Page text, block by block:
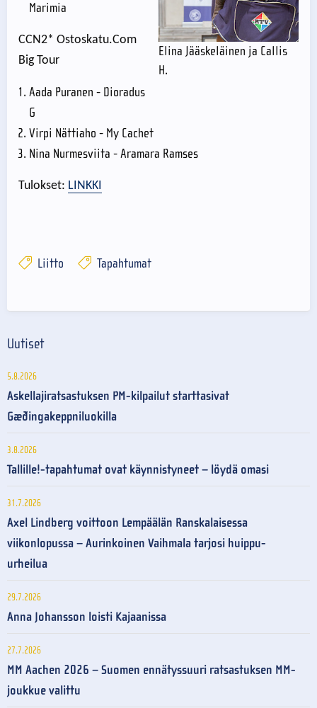
Elina Jääskeläinen ja Callis
H.
Marimia
CCN2* Ostoskatu.Com
Big Tour
Aada Puranen - Dioradus
G
Virpi Nättiaho - My Cachet
Nina Nurmesviita - Aramara Ramses
Tulokset: LINKKI
Liitto Tapahtumat
Uutiset
5.8.2026
Askellajiratsastuksen PM-kilpailut starttasivat
Gæðingakeppniluokilla
3.8.2026
Tallille!-tapahtumat ovat käynnistyneet – löydä omasi
31.7.2026
Axel Lindberg voittoon Lempäälän Ranskalaisessa
viikonlopussa – Aurinkoinen Vaihmala tarjosi huippu-
urheilua
29.7.2026
Anna Johansson loisti Kajaanissa
27.7.2026
MM Aachen 2026 – Suomen ennätyssuuri ratsastuksen MM-
joukkue valittu